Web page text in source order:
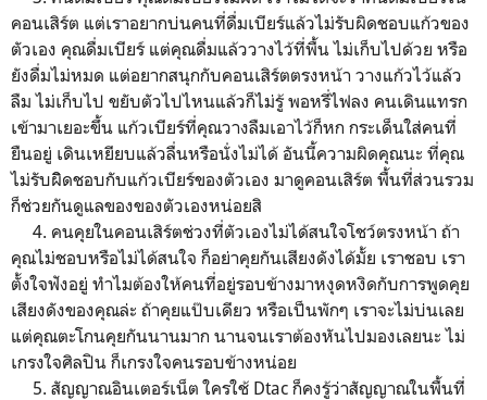
คอนเสิร์ต แต่เราอยากบ่นคนที่ดื่มเบียร์แล้วไม่รับผิดชอบแก้วของ
ตัวเอง คุณดื่มเบียร์ แต่คุณดื่มแล้ววางไว้ที่พื้น ไม่เก็บไปด้วย หรือ
ยังดื่มไม่หมด แต่อยากสนุกกับคอนเสิร์ตตรงหน้า วางแก้วไว้แล้ว
ลืม ไม่เก็บไป ขยับตัวไปไหนแล้วก็ไม่รู้ พอหรี่ไฟลง คนเดินแทรก
เข้ามาเยอะขึ้น แก้วเบียร์ที่คุณวางลืมเอาไว้ก็หก กระเด็นใส่คนที่
ยืนอยู่ เดินเหยียบแล้วลื่นหรือนั่งไม่ได้ อันนี้ความผิดคุณนะ ที่คุณ
ไม่รับผิิดชอบกับแก้วเบียร์ของตัวเอง มาดูคอนเสิร์ต พื้นที่ส่วนรวม
ก็ช่วยกันดูแลของของตัวเองหน่อยสิ
4. คนคุยในคอนเสิร์ตช่วงที่ตัวเองไม่ได้สนใจโชว์ตรงหน้า ถ้า
คุณไม่ชอบหรือไม่ได้สนใจ ก็อย่าคุยกันเสียงดังได้มั้ย เราชอบ เรา
ตั้งใจฟังอยู่ ทำไมต้องให้คนที่อยู่รอบข้างมาหงุดหงิดกับการพูดคุย
เสียงดังของคุณล่ะ ถ้าคุยแป๊บเดียว หรือเป็นพักๆ เราจะไม่บ่นเลย
แต่คุณตะโกนคุยกันนานมาก นานจนเราต้องหันไปมองเลยนะ ไม่
เกรงใจศิลปิน ก็เกรงใจคนรอบข้างหน่อย
5. สัญญาณอินเตอร์เน็ต ใครใช้ Dtac ก็คงรู้ว่าสัญญาณในพื้นที่